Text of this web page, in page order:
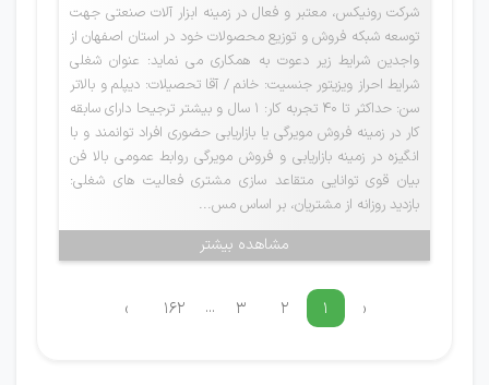
شرکت رونیکس، معتبر و فعال در زمینه ابزار آلات صنعتی جهت
توسعه شبکه فروش و توزیع محصولات خود در استان اصفهان از
واجدین شرایط زیر دعوت به همکاری می نماید: عنوان شغلی
شرایط احراز ویزیتور جنسیت: خانم / آقا تحصیلات: دیپلم و بالاتر
سن: حداکثر تا 40 تجربه کار: 1 سال و بیشتر ترجیحا دارای سابقه
کار در زمینه فروش مویرگی یا بازاریابی حضوری افراد توانمند و با
انگیزه در زمینه بازاریابی و فروش مویرگی روابط عمومی بالا فن
بیان قوی توانایی متقاعد سازی مشتری فعالیت های شغلی:
بازدید روزانه از مشتریان، بر اساس مس...
مشاهده بیشتر
‹ ۱ ۲ ۳ ... ۱۶۲ ›